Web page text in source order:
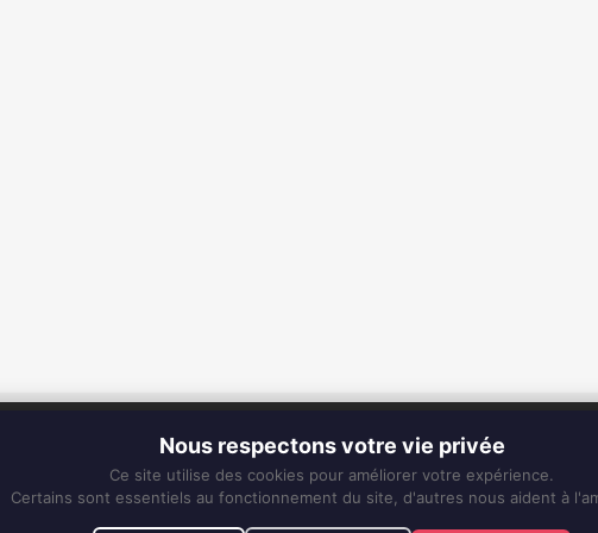
Fixe :
0596 63 25 94
Mobile : 0696 50 91 61
Nous respectons votre vie privée
Ce site utilise des cookies pour améliorer votre expérience.
Certains sont essentiels au fonctionnement du site, d'autres nous aident à